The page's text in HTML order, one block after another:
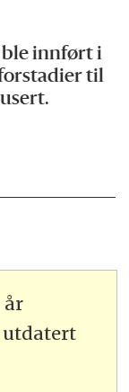
innført i
til
år